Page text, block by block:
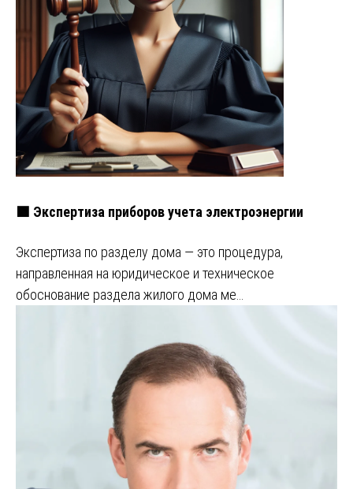
🟩 Экспертиза приборов учета электроэнергии
Экспертиза по разделу дома — это процедура,
направленная на юридическое и техническое
обоснование раздела жилого дома ме…